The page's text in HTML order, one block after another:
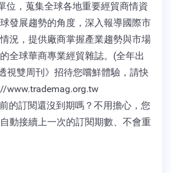
位，蒐集全球各地重要經貿商情資
發展趨勢的角度，深入報導國際市
況，提供廠商掌握產業趨勢與市場
全球華商專業經貿雜誌。(全年出
視雙周刊》招待您嚐鮮體驗，請快
www.trademag.org.tw
訂閱還沒到期嗎？不用擔心，您
動接續上一次的訂閱期數、不會重